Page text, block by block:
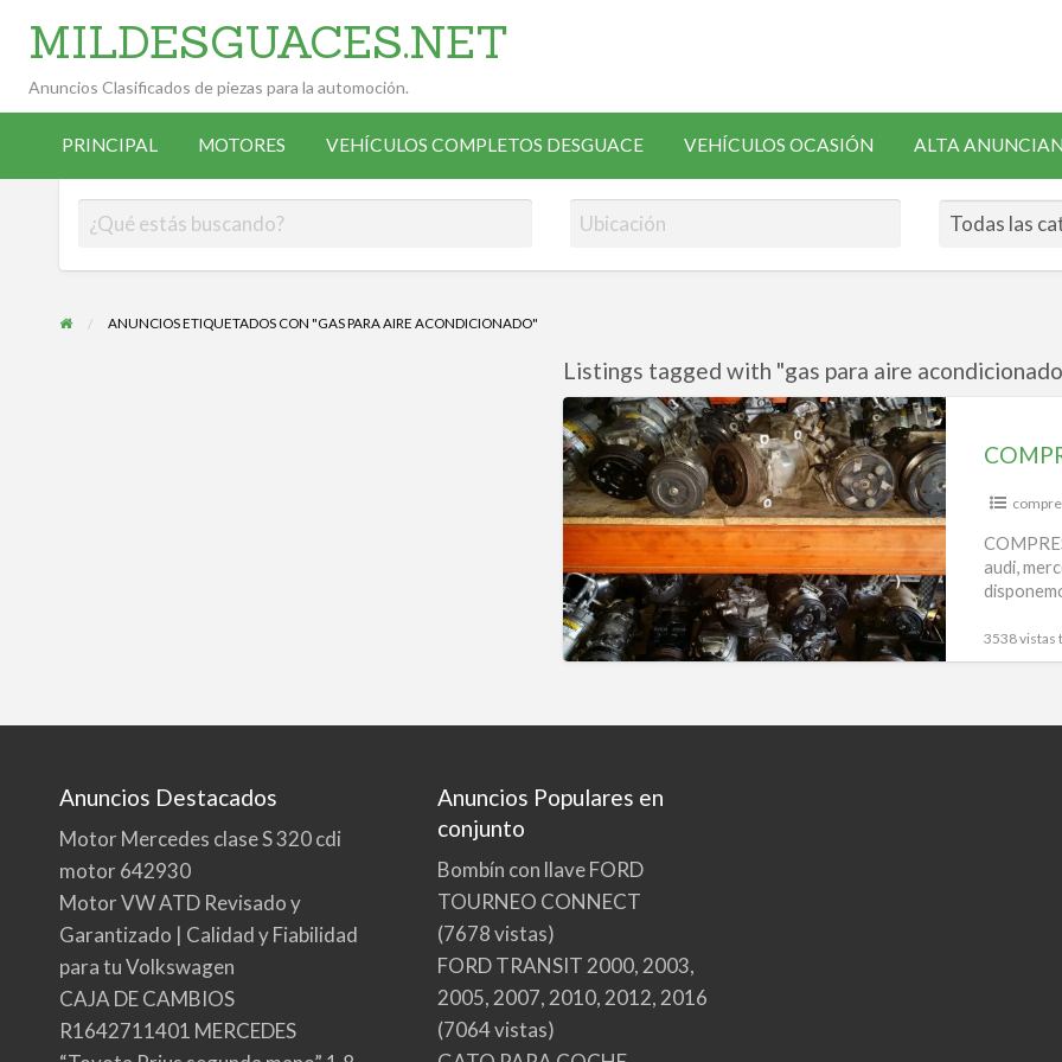
VEHÍCULOS
COMPLETOS
VEHÍCULOS
OCASIÓN
ALTA
ANUNCIANTE
SOLICITAR
RECAMBIOS
MILDESGUACES.NET
Anuncios Clasificados de piezas para la automoción.
PRINCIPAL MOTORES VEHÍCULOS COMPLETOS DESGUACE VEHÍCULOS OCASIÓN ALTA
ANUNCIOS ETIQUETADOS CON "GAS PARA AIRE ACONDICIONADO"
Listings tagged with "gas para aire
COMPRESORES
AIRE
ACONDICIONADO
audi,
3538 vistas
Anuncios Destacados
Motor Mercedes clase S 320 cdi
motor 642930
Motor VW ATD Revisado y
Garantizado | Calidad y Fiabilidad
para tu Volkswagen
CAJA DE CAMBIOS
R1642711401 MERCEDES
Anuncios Populares en
conjunto
Bombín con llave FORD
TOURNEO CONNECT
(7678 vistas)
FORD TRANSIT 2000, 2003,
2005, 2007, 2010, 2012, 2016
(7064 vistas)